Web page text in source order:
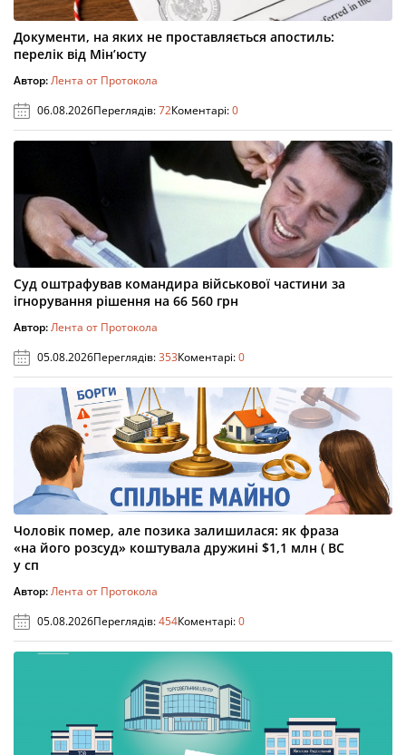
Документи, на яких не проставляється апостиль:
перелік від Мін’юсту
Автор:Лента от Протокола
06.08.2026Переглядів:72Коментарі:0
Суд оштрафував командира військової частини за
ігнорування рішення на 66 560 грн
Автор:Лента от Протокола
05.08.2026Переглядів:353Коментарі:0
Чоловік помер, але позика залишилася: як фраза
«на його розсуд» коштувала дружині $1,1 млн ( ВС
у сп
Автор:Лента от Протокола
05.08.2026Переглядів:454Коментарі:0